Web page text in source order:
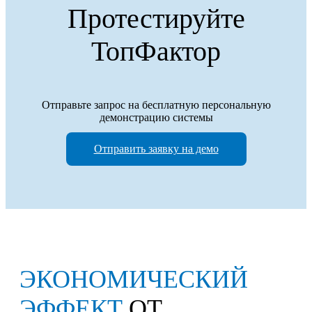
Протестируйте
ТопФактор
Отправьте запрос на бесплатную персональную
демонстрацию системы
Отправить заявку на демо
ЭКОНОМИЧЕСКИЙ